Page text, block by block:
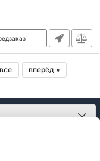
738657
все вперёд »